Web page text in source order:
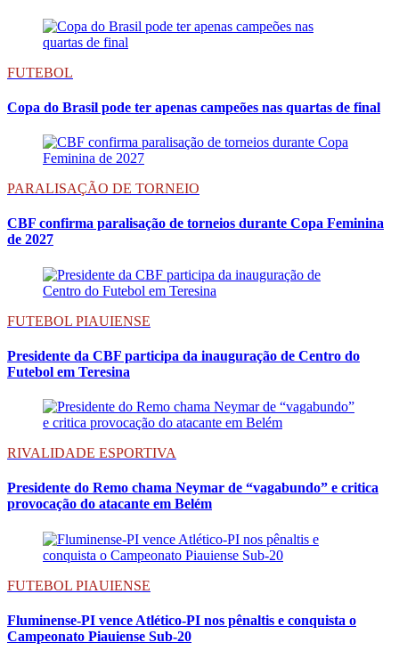
FUTEBOL
Copa do Brasil pode ter apenas campeões nas quartas de final
PARALISAÇÃO DE TORNEIO
CBF confirma paralisação de torneios durante Copa Feminina
de 2027
FUTEBOL PIAUIENSE
Presidente da CBF participa da inauguração de Centro do
Futebol em Teresina
RIVALIDADE ESPORTIVA
Presidente do Remo chama Neymar de “vagabundo” e critica
provocação do atacante em Belém
FUTEBOL PIAUIENSE
Fluminense-PI vence Atlético-PI nos pênaltis e conquista o
Campeonato Piauiense Sub-20